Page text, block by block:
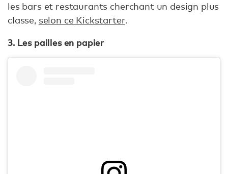
les bars et restaurants cherchant un design plus
classe, selon ce Kickstarter.
3. Les pailles en papier